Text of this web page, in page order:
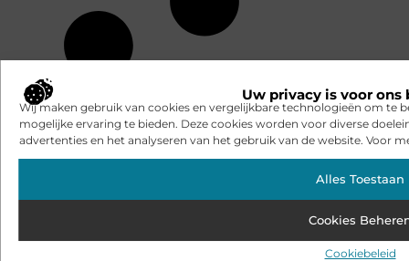
Uw privacy is voor
Wij maken gebruik van cookies en vergelijkbare technologieën om te
mogelijke ervaring te bieden. Deze cookies worden voor diverse
advertenties en het analyseren van het gebruik van de website. Voor
Alles Toestaan
Cookies
Cookiebeleid